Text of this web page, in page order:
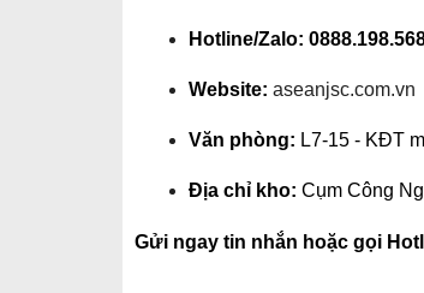
Hotline/Zalo:
Website: aseanjsc.com.vn
Văn phòng: L7-15 - KĐT
Địa chỉ kho: Cụm Công
Gửi ngay tin nhắn hoặc gọi